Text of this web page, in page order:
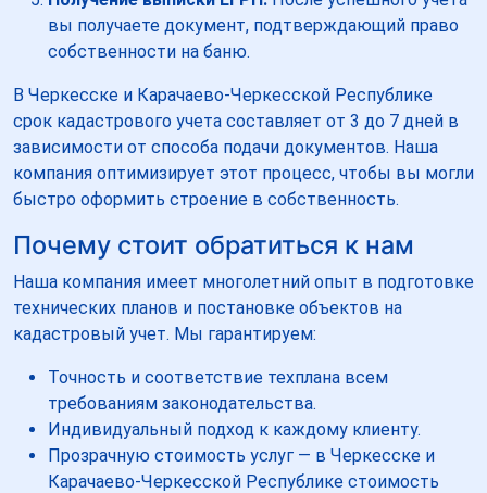
вы получаете документ, подтверждающий право
собственности на баню.
В Черкесске и Карачаево-Черкесской Республике
срок кадастрового учета составляет от 3 до 7 дней в
зависимости от способа подачи документов. Наша
компания оптимизирует этот процесс, чтобы вы могли
быстро оформить строение в собственность.
Почему стоит обратиться к нам
Наша компания имеет многолетний опыт в подготовке
технических планов и постановке объектов на
кадастровый учет. Мы гарантируем:
Точность и соответствие техплана всем
требованиям законодательства.
Индивидуальный подход к каждому клиенту.
Прозрачную стоимость услуг — в Черкесске и
Карачаево-Черкесской Республике стоимость